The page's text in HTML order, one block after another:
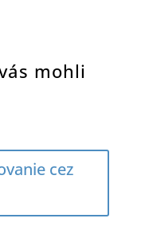
mohli
cez